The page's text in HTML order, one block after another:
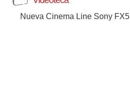
Nueva Cinema Line Sony FX5